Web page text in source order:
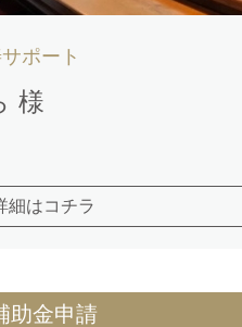
ポート
様
細はコチラ
助金申請